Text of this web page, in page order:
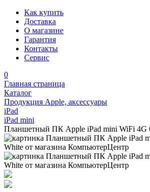
Как купить
Доставка
О магазине
Гарантия
Контакты
Сервис
0
Главная страница
Каталог
Продукция Apple, аксессуары
iPad
iPad mini
Планшетный ПК Apple iPad mini WiFi 4G